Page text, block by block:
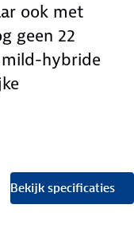
ook met
geen 22
hybride
Bekijk specificaties